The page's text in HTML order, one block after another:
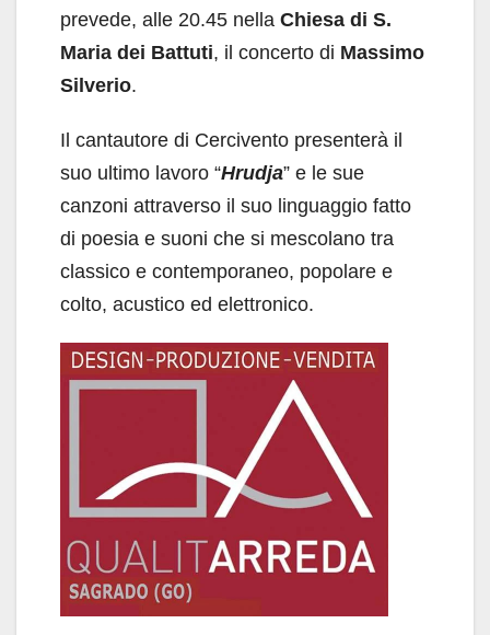
prevede, alle 20.45 nella Chiesa di S.
Maria dei Battuti, il concerto di Massimo
Silverio.
Il cantautore di Cercivento presenterà il
suo ultimo lavoro “Hrudja” e le sue
canzoni attraverso il suo linguaggio fatto
di poesia e suoni che si mescolano tra
classico e contemporaneo, popolare e
colto, acustico ed elettronico.